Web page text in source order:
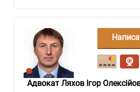
Адвокат Ляхов Ігор